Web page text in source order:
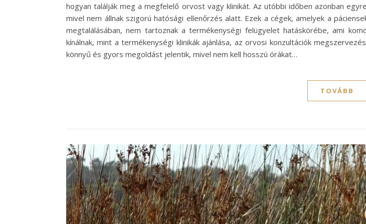
hogyan találják meg a megfelelő orvost vagy klinikát. Az utóbbi időben azonban
mivel nem állnak szigorú hatósági ellenőrzés alatt. Ezek a cégek, amelyek a
megtalálásában, nem tartoznak a termékenységi felügyelet hatáskörébe, ami
kínálnak, mint a termékenységi klinikák ajánlása, az orvosi konzultációk
könnyű és gyors megoldást jelentik, mivel nem kell hosszú órákat…
TOVÁBB